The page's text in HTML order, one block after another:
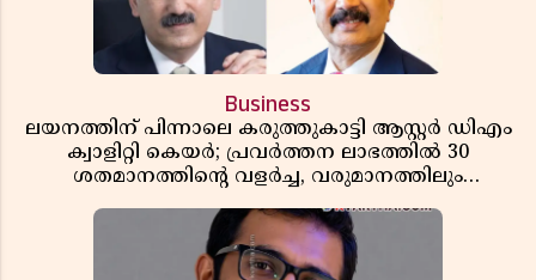
Business
ലയനത്തിന് പിന്നാലെ കരുത്തുകാട്ടി ആസ്റ്റർ ഡിഎം
ക്വാളിറ്റി കെയർ; പ്രവർത്തന ലാഭത്തിൽ 30
ശതമാനത്തിൻ്റെ വളർച്ച, വരുമാനത്തിലും
റിപ്പോർട്ട് പുറത്ത്